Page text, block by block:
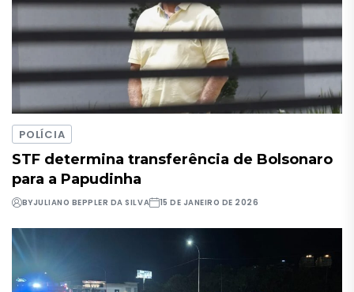
POLÍCIA
STF determina transferência de Bolsonaro
para a Papudinha
BYJULIANO BEPPLER DA SILVA 15 DE JANEIRO DE 2026